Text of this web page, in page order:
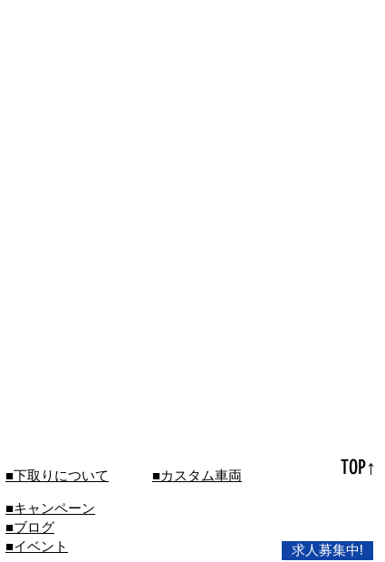
■下取りについて
■キャンペーン
■ブログ
■イベント
■カスタム車両 TOP↑
求人募集中!